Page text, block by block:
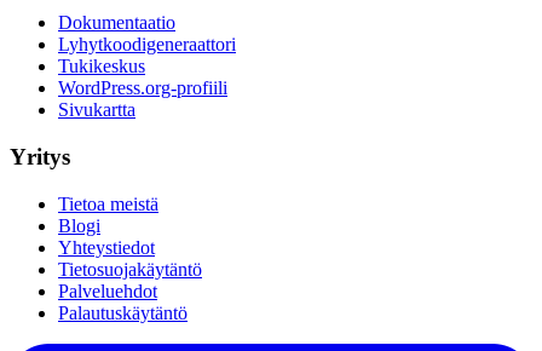
Dokumentaatio
Lyhytkoodigeneraattori
Tukikeskus
WordPress.org-profiili
Sivukartta
Yritys
Tietoa meistä
Blogi
Yhteystiedot
Tietosuojakäytäntö
Palveluehdot
Palautuskäytäntö